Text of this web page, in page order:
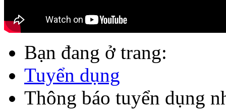
Bạn đang ở trang:
Tuyển dụng
Thông báo tuyển dụng